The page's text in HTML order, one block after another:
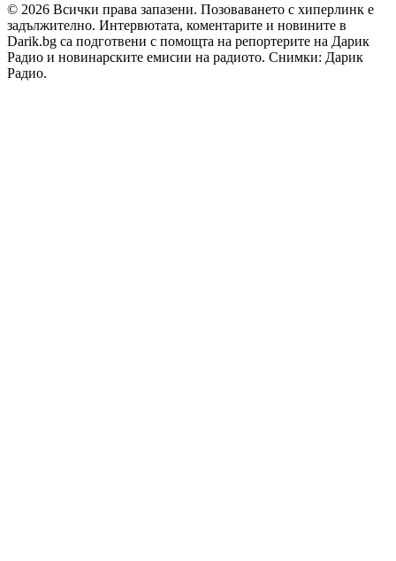
© 2026 Всички права запазени. Позоваването с хиперлинк е
задължително. Интервютата, коментарите и новините в
Darik.bg са подготвени с помощта на репортерите на Дарик
Радио и новинарските емисии на радиото. Снимки: Дарик
Радио.